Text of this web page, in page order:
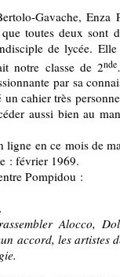
Gavache, Enza
toutes deux sont
de lycée. Elle
notre classe de 2nde
par sa
cahier très
aussi bien au
ligne en ce mois de
: février 1969.
Pompidou :
Alocco,
accord, les artistes